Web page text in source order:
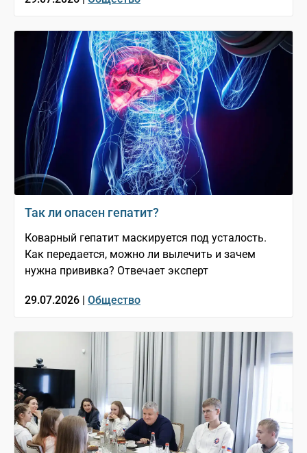
Так ли опасен гепатит?
Коварный гепатит маскируется под усталость.
Как передается, можно ли вылечить и зачем
нужна прививка? Отвечает эксперт
29.07.2026 | Общество